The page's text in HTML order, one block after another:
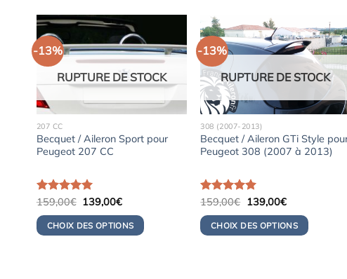
-13%
RUPTURE DE STOCK
207 CC
Becquet / Aileron Sport pour
Peugeot 207 CC
Note5.00
159,00€ Le
initial
était :
139,00€Le
actuel
est :
CHOIX DES OPTIONS
-13%
RUPTURE DE STOCK
308 (2007-2013)
Becquet / Aileron GTi Style
Peugeot 308 (2007 à 2013)
Note5.00
159,00€ Le
initial
était :
139,00€Le
actuel
est :
CHOIX DES OPTIONS